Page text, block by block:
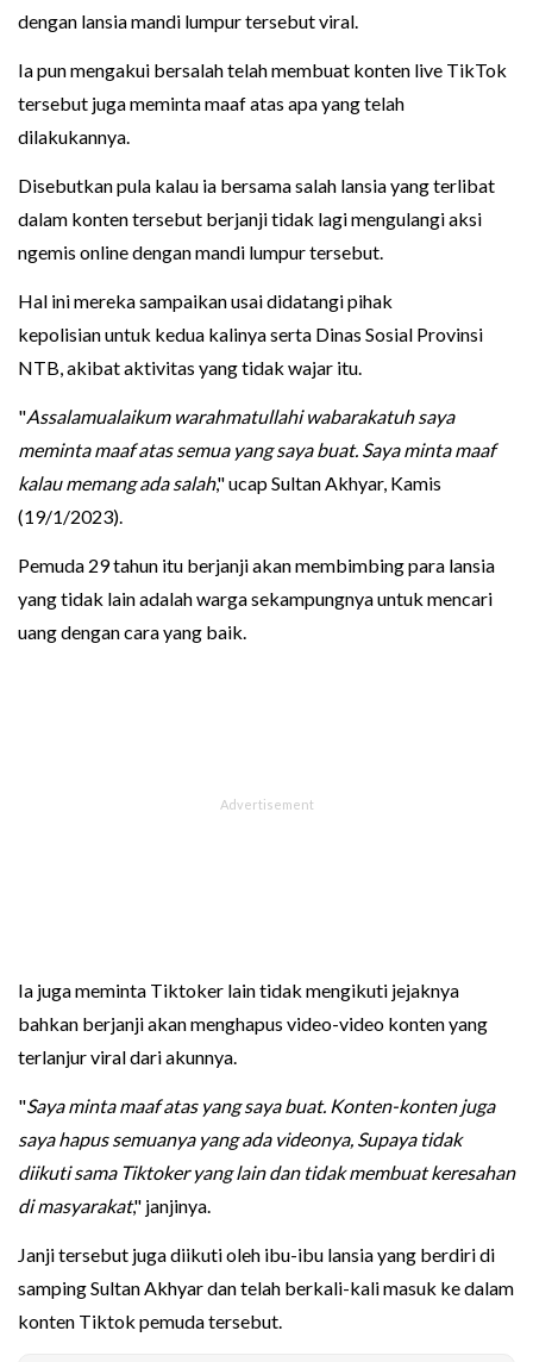
dengan lansia mandi lumpur tersebut viral.
Ia pun mengakui bersalah telah membuat konten live TikTok
tersebut juga meminta maaf atas apa yang telah
dilakukannya.
Disebutkan pula kalau ia bersama salah lansia yang terlibat
dalam konten tersebut berjanji tidak lagi mengulangi aksi
ngemis online dengan mandi lumpur tersebut.
Hal ini mereka sampaikan usai didatangi pihak
kepolisian untuk kedua kalinya serta Dinas Sosial Provinsi
NTB, akibat aktivitas yang tidak wajar itu.
"Assalamualaikum warahmatullahi wabarakatuh saya
meminta maaf atas semua yang saya buat. Saya minta maaf
kalau memang ada salah," ucap Sultan Akhyar, Kamis
(19/1/2023).
Pemuda 29 tahun itu berjanji akan membimbing para lansia
yang tidak lain adalah warga sekampungnya untuk mencari
uang dengan cara yang baik.
Ia juga meminta Tiktoker lain tidak mengikuti jejaknya
bahkan berjanji akan menghapus video-video konten yang
terlanjur viral dari akunnya.
"Saya minta maaf atas yang saya buat. Konten-konten juga
saya hapus semuanya yang ada videonya, Supaya tidak
diikuti sama Tiktoker yang lain dan tidak membuat keresahan
di masyarakat," janjinya.
Janji tersebut juga diikuti oleh ibu-ibu lansia yang berdiri di
samping Sultan Akhyar dan telah berkali-kali masuk ke dalam
konten Tiktok pemuda tersebut.